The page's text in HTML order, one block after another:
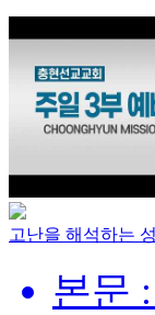
고난을 해석하는
본문